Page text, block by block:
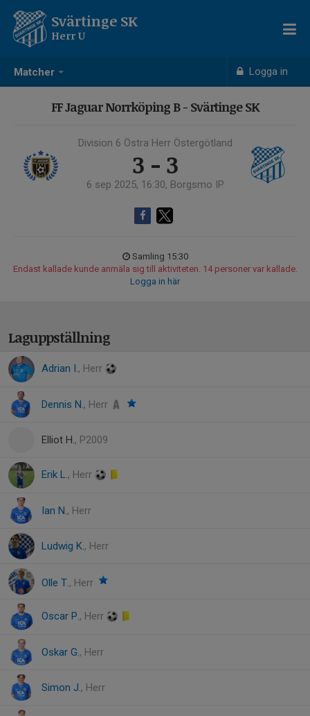
Matcher Logga in
Svärtinge SK
Herr U
FF Jaguar Norrköping B - Svärtinge SK
Division 6 Östra Herr Östergötland
3 - 3
6 sep 2025, 16:30, Borgsmo IP
Samling 15:30
Endast kallade kunde anmäla sig till aktiviteten. 14 personer var kallade.
Logga in här
Laguppställning
Adrian I., Herr
Dennis N., Herr
Elliot H., P2009
Erik L., Herr
Ian N., Herr
Ludwig K., Herr
Olle T., Herr
Oscar P., Herr
Oskar G., Herr
Simon J., Herr